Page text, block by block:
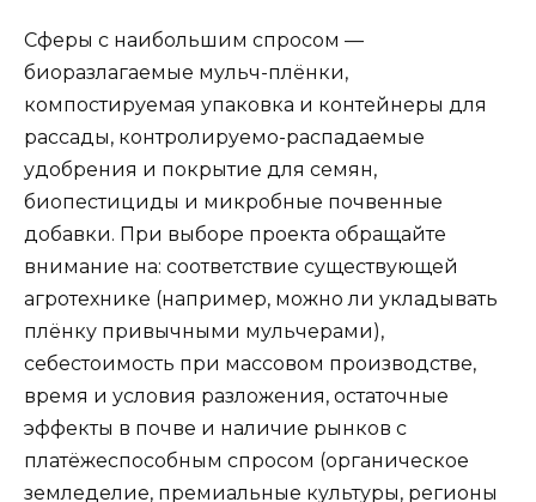
Сферы с наибольшим спросом —
биоразлагаемые мульч-плёнки,
компостируемая упаковка и контейнеры для
рассады, контролируемо-распадаемые
удобрения и покрытие для семян,
биопестициды и микробные почвенные
добавки. При выборе проекта обращайте
внимание на: соответствие существующей
агротехнике (например, можно ли укладывать
плёнку привычными мульчерами),
себестоимость при массовом производстве,
время и условия разложения, остаточные
эффекты в почве и наличие рынков с
платёжеспособным спросом (органическое
земледелие, премиальные культуры, регионы